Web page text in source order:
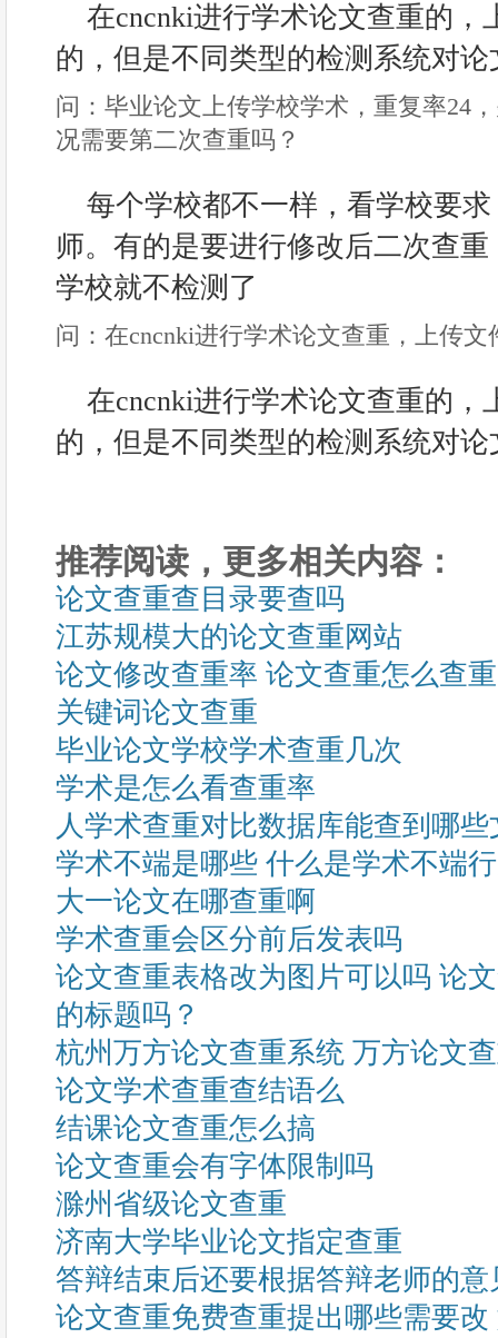
在cncnki进行学术论文查重的，
的，但是不同类型的检测系统对
问：毕业论文上传学校学术，重复率24
况需要第二次查重吗？
每个学校都不一样，看学校要
师。有的是要进行修改后二次查
学校就不检测了
问：在cncnki进行学术论文查重，上传
在cncnki进行学术论文查重的，
的，但是不同类型的检测系统对
推荐阅读，更多相关内容：
论文查重查目录要查吗
江苏规模大的论文查重网站
论文修改查重率 论文查重怎么查
关键词论文查重
毕业论文学校学术查重几次
学术是怎么看查重率
人学术查重对比数据库能查到哪些
学术不端是哪些 什么是学术不端
大一论文在哪查重啊
学术查重会区分前后发表吗
论文查重表格改为图片可以吗 论
的标题吗？
杭州万方论文查重系统 万方论文
论文学术查重查结语么
结课论文查重怎么搞
论文查重会有字体限制吗
滁州省级论文查重
济南大学毕业论文指定查重
答辩结束后还要根据答辩老师的
论文查重免费查重提出哪些需要